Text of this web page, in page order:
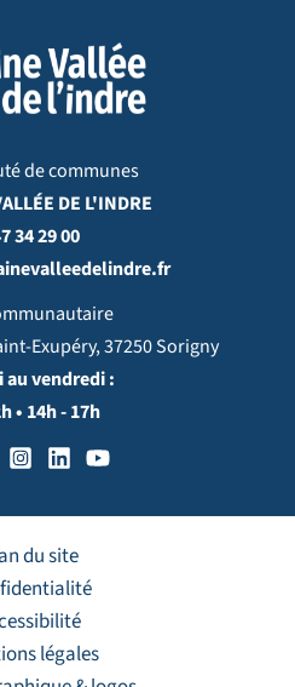
de communes
DE L'INDRE
34 29 00
Exupéry, 37250 Sorigny
vendredi :
• 14h - 17h
du site
légales